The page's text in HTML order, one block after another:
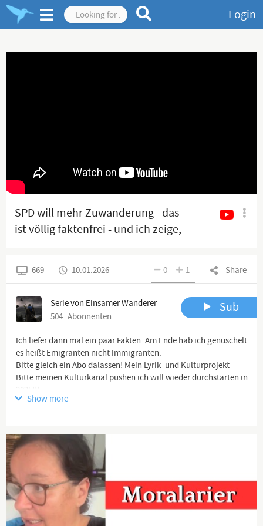
Login
SPD will mehr Zuwanderung - das
ist völlig faktenfrei - und ich zeige,
Share
0 1
669 10.01.2026
Serie von Einsamer Wanderer
504 Abonnenten
Sub
Ich liefer dann mal ein paar Fakten. Am Ende hab ich genuschelt
es heißt Emigranten nicht Immigranten.
Bitte gleich ein Abo dalassen! Mein Lyrik- und Kulturprojekt -
Bitte meinen Kulturkanal pushen ich will wieder durchstarten in
2025!!!
Gruppen hierzu (z.B. Telegram) unten in der Textbox
Und unser Satire-Format bitte auch gleich!
https://www.youtube.com/@BissigundBoeseDanke!!!
-------------------------------------------------------------------------------
----------------------------------------
Show more